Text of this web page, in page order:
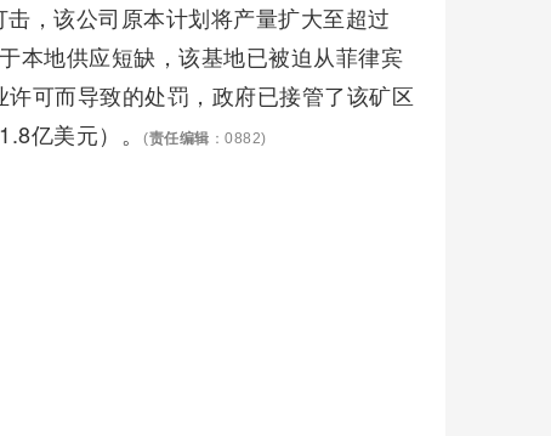
，该公司原本计划将产量扩大至超过
本地供应短缺，该基地已被迫从菲律宾
可而导致的处罚，政府已接管了该矿区
亿美元）。
(责任编辑 ：0882)